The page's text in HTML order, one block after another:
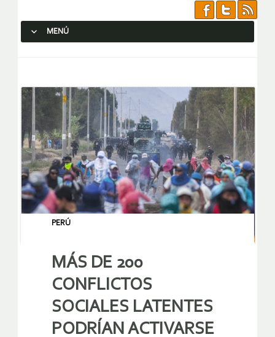
MENÚ
PERÚ
MÁS DE 200
CONFLICTOS
SOCIALES LATENTES
PODRÍAN ACTIVARSE